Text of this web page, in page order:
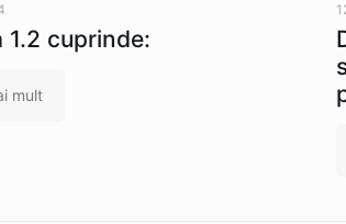
1.2 cuprinde:
mult